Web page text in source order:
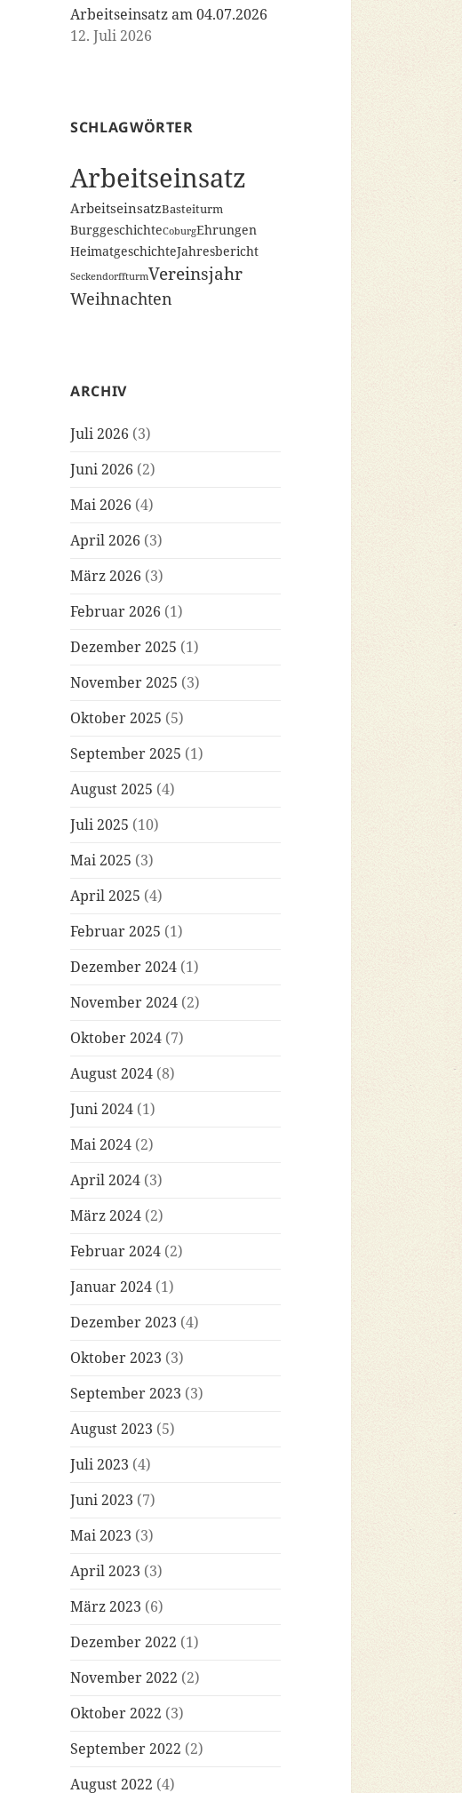
Arbeitseinsatz am 04.07.2026
12. Juli 2026
SCHLAGWÖRTER
Arbeitseinsatz
ArbeitseinsatzBasteiturm
BurggeschichteCoburgEhrungen
HeimatgeschichteJahresbericht
SeckendorffturmVereinsjahr
Weihnachten
ARCHIV
Juli 2026 (3)
Juni 2026 (2)
Mai 2026 (4)
April 2026 (3)
März 2026 (3)
Februar 2026 (1)
Dezember 2025 (1)
November 2025 (3)
Oktober 2025 (5)
September 2025 (1)
August 2025 (4)
Juli 2025 (10)
Mai 2025 (3)
April 2025 (4)
Februar 2025 (1)
Dezember 2024 (1)
November 2024 (2)
Oktober 2024 (7)
August 2024 (8)
Juni 2024 (1)
Mai 2024 (2)
April 2024 (3)
März 2024 (2)
Februar 2024 (2)
Januar 2024 (1)
Dezember 2023 (4)
Oktober 2023 (3)
September 2023 (3)
August 2023 (5)
Juli 2023 (4)
Juni 2023 (7)
Mai 2023 (3)
April 2023 (3)
März 2023 (6)
Dezember 2022 (1)
November 2022 (2)
Oktober 2022 (3)
September 2022 (2)
August 2022 (4)